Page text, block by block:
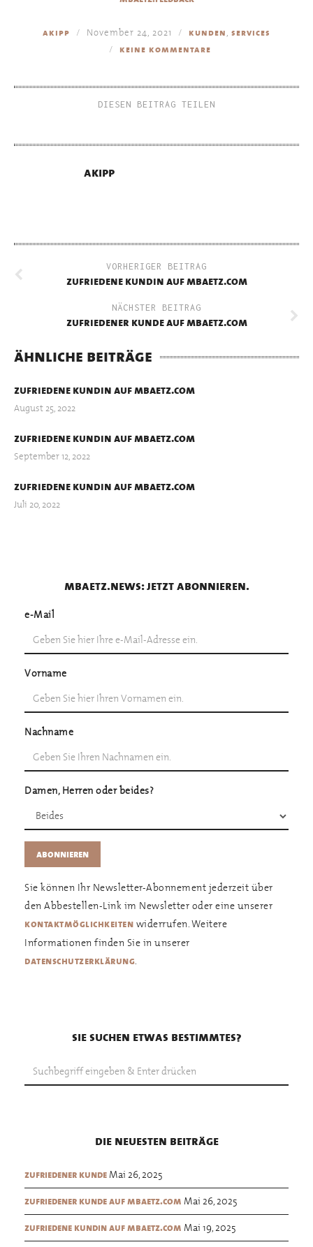
akipp November 24, 2021 kunden, services
keine kommentare
DIESEN BEITRAG TEILEN
akipp
VORHERIGER BEITRAG
zufriedene kundin auf mbaetz.com
NÄCHSTER BEITRAG
zufriedener kunde auf mbaetz.com
ähnliche beiträge
zufriedene kundin auf mbaetz.com
August 25, 2022
zufriedene kundin auf mbaetz.com
September 12, 2022
zufriedene kundin auf mbaetz.com
Juli 20, 2022
mbaetz.news: jetzt abonnieren.
e-Mail
Vorname
Nachname
Damen, Herren oder beides?
Sie können Ihr Newsletter-Abonnement jederzeit über
den Abbestellen-Link im Newsletter oder eine unserer
kontaktmöglichkeiten widerrufen. Weitere
Informationen finden Sie in unserer
datenschutzerklärung.
sie suchen etwas bestimmtes?
die neuesten beiträge
zufriedener kunde Mai 26, 2025
zufriedener kunde auf mbaetz.com Mai 26, 2025
zufriedene kundin auf mbaetz.com Mai 19, 2025